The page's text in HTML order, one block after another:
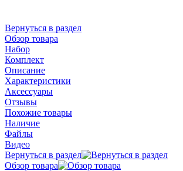
Вернуться в раздел
Обзор товара
Набор
Комплект
Описание
Характеристики
Аксессуары
Отзывы
Похожие товары
Наличие
Файлы
Видео
Вернуться в раздел
Обзор товара